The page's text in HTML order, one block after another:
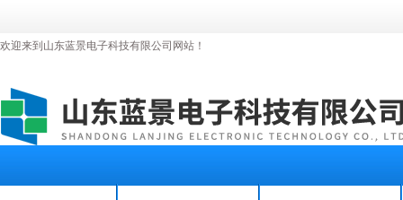
欢迎来到山东蓝景电子科技有限公司网站！